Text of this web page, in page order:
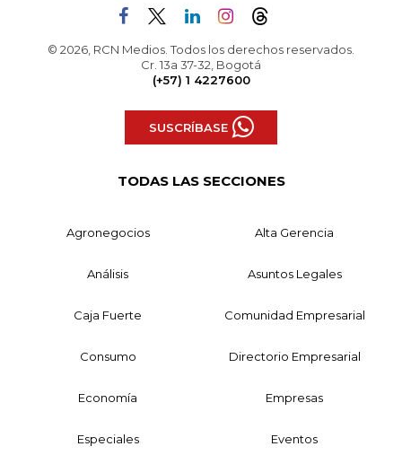
© 2026, RCN Medios. Todos los derechos reservados.
Cr. 13a 37-32, Bogotá
(+57) 1 4227600
SUSCRÍBASE
TODAS LAS SECCIONES
Agronegocios Alta Gerencia
Análisis Asuntos Legales
Caja Fuerte Comunidad Empresarial
Consumo Directorio Empresarial
Economía Empresas
Especiales Eventos